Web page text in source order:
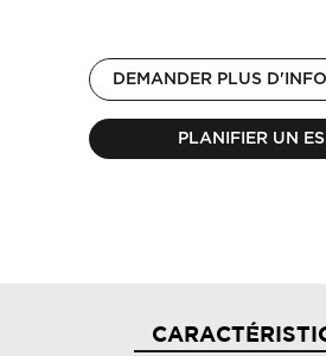
DEMANDER PLUS
PLANIFIER UN